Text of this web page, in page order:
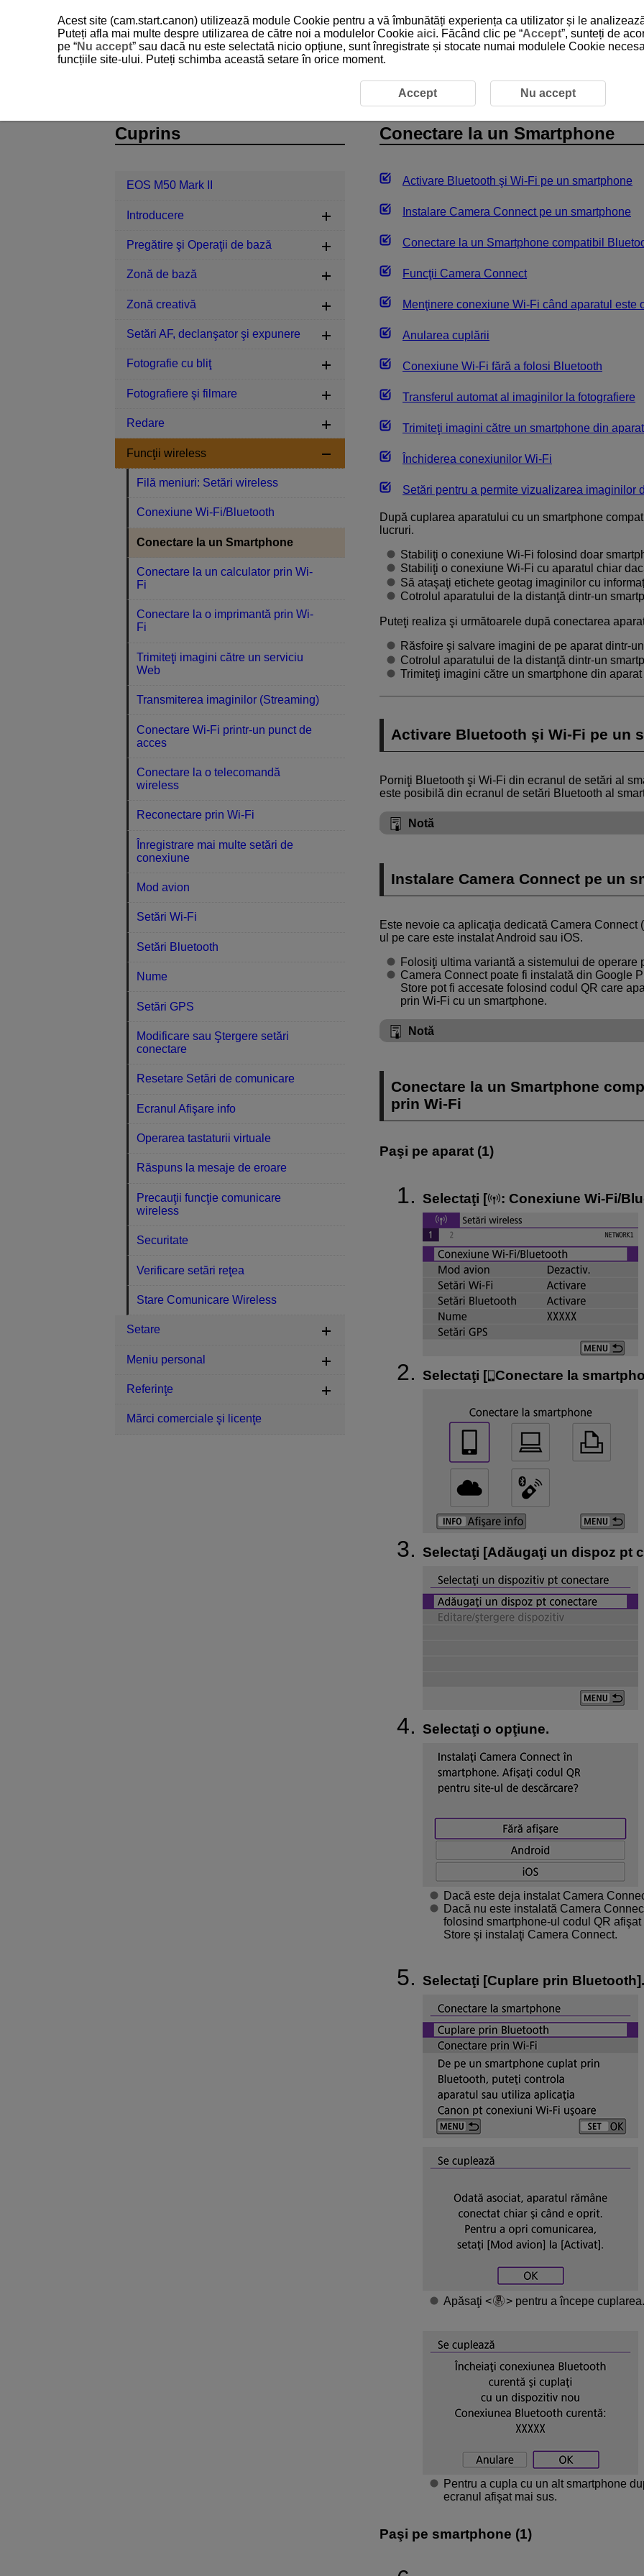
EOS M50 Mark II
Conectare la un Smartphone
Activare Bluetooth şi Wi-Fi pe un smartphone
Instalare Camera Connect pe un smartphone
Conectare la un Smartphone compatibil
Funcţii Camera Connect
Menţinere conexiune Wi-Fi când aparatul este
Anularea cuplării
Conexiune Wi-Fi fără a folosi Bluetooth
Transferul automat al imaginilor la fotografiere
Trimiteţi imagini către un smartphone din aparat
Închiderea conexiunilor Wi-Fi
Setări pentru a permite vizualizarea imaginilor
După cuplarea aparatului cu un smartphone
lucruri.
Stabiliţi o conexiune Wi-Fi folosind doar
Stabiliţi o conexiune Wi-Fi cu aparatul chiar
Să ataşaţi etichete geotag imaginilor cu
Cotrolul aparatului de la distanţă dintr-un
Puteţi realiza şi următoarele după conectarea
Răsfoire şi salvare imagini de pe aparat dintr-
Cotrolul aparatului de la distanţă dintr-un
Trimiteţi imagini către un smartphone din aparat
Activare Bluetooth şiWi-Fi pe un
Porniţi Bluetooth şi Wi-Fi din ecranul de setări al
este posibilă din ecranul de setări Bluetooth al
Notă
Instalare Camera Connect pe un
Este nevoie ca aplicaţia dedicată Camera Connect
ul pe care este instalat Android sau iOS.
Folosiţi ultima variantă a sistemului de operare
Camera Connect poate fi instalată din Google
Store pot fi accesate folosind codul QR care
prin Wi-Fi cu un smartphone.
Notă
Conectare la un Smartphone
prinWi-Fi
Paşi pe aparat (1)
Selectaţi [ : Conexiune Wi-Fi/
Selectaţi [ Conectare la
Selectaţi [Adăugaţi un dispoz pt
Selectaţi o opţiune.
Dacă este deja instalat Camera
Dacă nu este instalată Camera
folosind smartphone-ul codul QR
Store şi instalaţi Camera Connect.
Selectaţi [Cuplare prin Bluetooth].
Apăsaţi pentru a începe cuplarea.
Pentru a cupla cu un alt smartphone
ecranul afişat mai sus.
Paşi pe smartphone (1)
Cuprins
EOS M50 Mark II
Introducere
Pregătire şi Operaţii de bază
Zonă de bază
Zonă creativă
Setări AF, declanşator şi expunere
Fotografie cu bliţ
Fotografiere şi filmare
Redare
Funcţii wireless
Filă meniuri: Setări wireless
Conexiune Wi-Fi/Bluetooth
Conectare la un Smartphone
Conectare la un calculator prin Wi-
Fi
Conectare la o imprimantă prin Wi-
Fi
Trimiteţi imagini către un serviciu
Web
Transmiterea imaginilor (Streaming)
Conectare Wi-Fi printr-un punct de
acces
Conectare la o telecomandă
wireless
Reconectare prin Wi-Fi
Înregistrare mai multe setări de
conexiune
Mod avion
Setări Wi-Fi
Setări Bluetooth
Nume
Setări GPS
Modificare sau Ştergere setări
conectare
Resetare Setări de comunicare
Ecranul Afişare info
Operarea tastaturii virtuale
Răspuns la mesaje de eroare
Precauţii funcţie comunicare
wireless
Securitate
Verificare setări reţea
Stare Comunicare Wireless
Setare
Meniu personal
Referinţe
Mărci comerciale şi licenţe
Acest site (cam.start.canon) utilizează module Cookie pentru a vă îmbunătăți experiența ca utilizator și le
Puteți afla mai multe despre utilizarea de către noi a modulelor Cookie aici. Făcând clic pe “Accept”, sunteți de
pe “Nu accept” sau dacă nu este selectată nicio opțiune, sunt înregistrate și stocate numai modulele Cookie
funcțiile site-ului. Puteți schimba această setare în orice moment.
Accept Nu accept